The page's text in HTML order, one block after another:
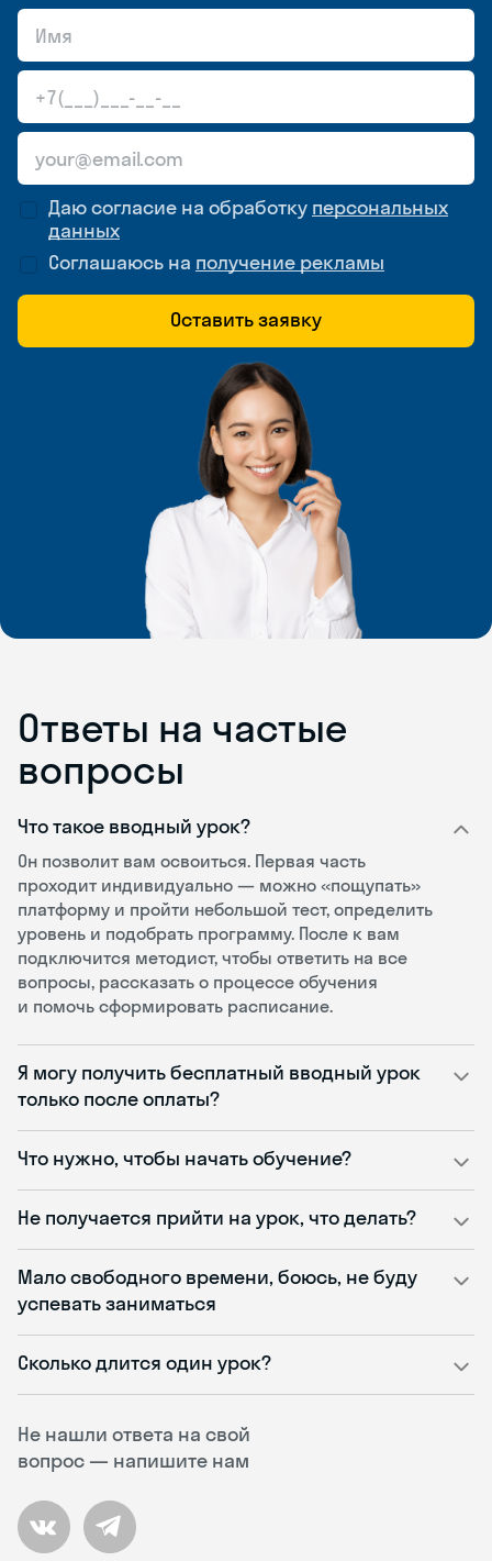
Даю согласие на обработку персональных
данных
Соглашаюсь на получение рекламы
Оставить заявку
Ответы на частые
вопросы
Не нашли ответа на свой
вопрос — напишите нам
Что такое вводный урок?
Он позволит вам освоиться. Первая часть
проходит индивидуально — можно «пощупать»
платформу и пройти небольшой тест, определить
уровень и подобрать программу. После к вам
подключится методист, чтобы ответить на все
вопросы, рассказать о процессе обучения
и помочь сформировать расписание.
Я могу получить бесплатный вводный урок
только после оплаты?
Что нужно, чтобы начать обучение?
Не получается прийти на урок, что делать?
Мало свободного времени, боюсь, не буду
успевать заниматься
Сколько длится один урок?